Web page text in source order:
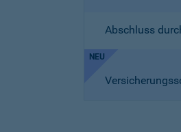
Abschluss
NEU